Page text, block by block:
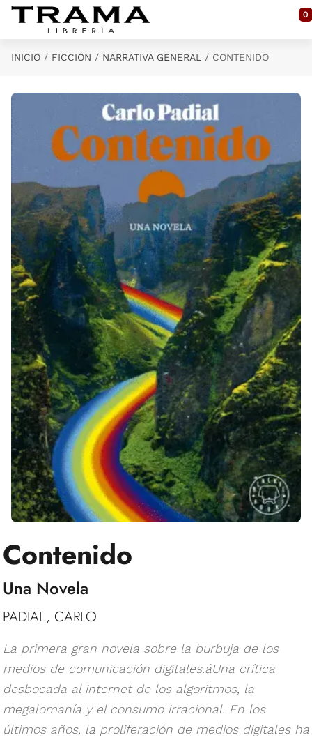
Saltar al contenido principal
0
INICIO FICCIÓN NARRATIVA GENERAL CONTENIDO
Contenido
Una Novela
PADIAL, CARLO
La primera gran novela sobre la burbuja de los
medios de comunicación digitales.áUna crítica
desbocada al internet de los algoritmos, la
megalomanía y el consumo irracional. En los
últimos años, la proliferación de medios digitales ha